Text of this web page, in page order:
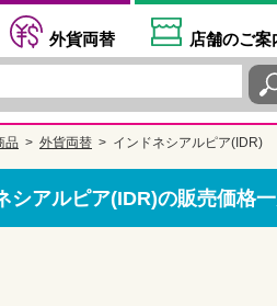
外貨両替 店舗のご案
品 外貨両替 インドネシアルピア(IDR)
シアルピア(IDR)の販売価格